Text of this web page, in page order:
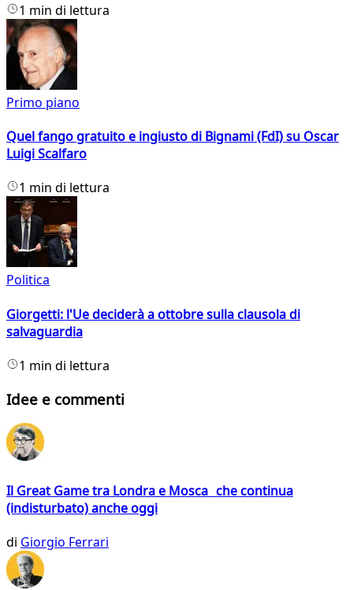
1 min di lettura
Primo piano
Quel fango gratuito e ingiusto di Bignami (FdI) su Oscar
Luigi Scalfaro
1 min di lettura
Politica
Giorgetti: l'Ue deciderà a ottobre sulla clausola di
salvaguardia
1 min di lettura
Idee e commenti
Il Great Game tra Londra e Mosca che continua
(indisturbato) anche oggi
di Giorgio Ferrari